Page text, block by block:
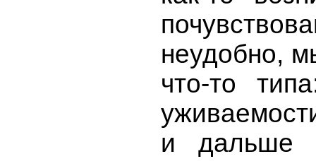
неудобно,
что-то
и дальше